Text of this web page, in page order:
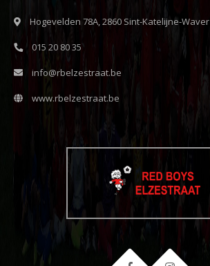
Hogevelden 78A, 2860 Sint-Katelijne-Waver
015 20 80 35
info@rbelzestraat.be
www.rbelzestraat.be